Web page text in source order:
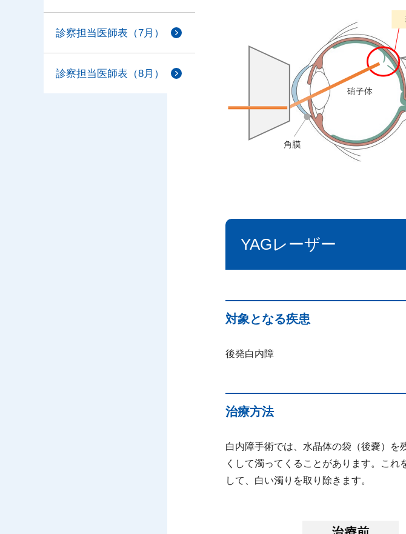
YAGレーザー
対象となる疾患
後発白内障
治療方法
白内障手術では、水晶体の袋（後嚢）を
くして濁ってくることがあります。こ
して、白い濁りを取り除きます。
診察担当医師表（7月）
診察担当医師表（8月）